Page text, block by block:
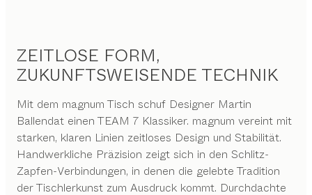
ZEITLOSE FORM,
ZUKUNFTSWEISENDE TECHNIK
Mit dem magnum Tisch schuf Designer Martin
Ballendat einen TEAM 7 Klassiker. magnum vereint mit
starken, klaren Linien zeitloses Design und Stabilität.
Handwerkliche Präzision zeigt sich in den Schlitz-
Zapfen-Verbindungen, in denen die gelebte Tradition
der Tischlerkunst zum Ausdruck kommt. Durchdachte